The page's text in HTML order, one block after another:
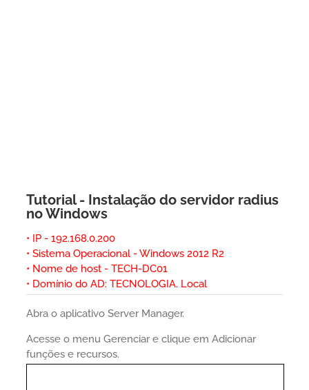
Tutorial - Instalação do servidor radius
no Windows
• IP - 192.168.0.200
• Sistema Operacional - Windows 2012 R2
• Nome de host - TECH-DC01
• Domínio do AD: TECNOLOGIA. Local
Abra o aplicativo Server Manager.
Acesse o menu Gerenciar e clique em Adicionar
funções e recursos.